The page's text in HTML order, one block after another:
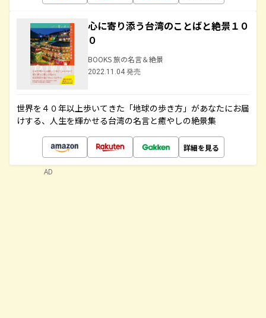
心に寄り添う台湾のことばと絶景１０
０
BOOKS 旅の名言＆絶景
2022.11.04 発売
世界を４０年以上歩いてきた「地球の歩き方」があなたにお届
けする、人生を輝かせる台湾の名言と癒やしの絶景集
詳細を見る
AD